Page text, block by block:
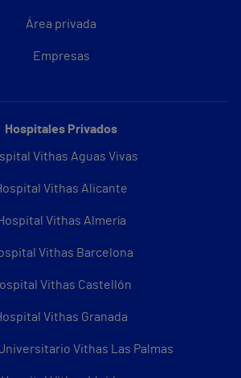
Área privada
Empresas
Hospitales Privados
Vithas Aguas Vivas
Vithas Alicante
Vithas Almería
Vithas Barcelona
Vithas Castellón
Vithas Granada
Vithas Las Palmas